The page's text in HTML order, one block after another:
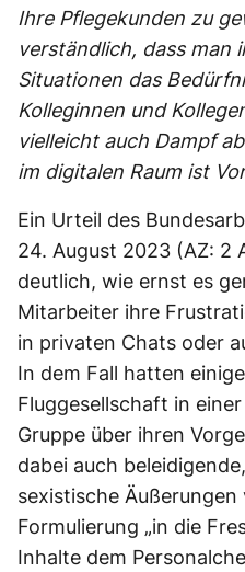
Ihre Pflegekunden zu
verständlich, dass man
Situationen das
Kolleginnen und
vielleicht auch Dampf
im digitalen Raum ist
Ein Urteil des
24. August 2023 (AZ: 2
deutlich, wie ernst es
Mitarbeiter ihre
in privaten Chats oder
In dem Fall hatten
Fluggesellschaft in
Gruppe über ihren
dabei auch
sexistische
Formulierung „in die
Inhalte dem